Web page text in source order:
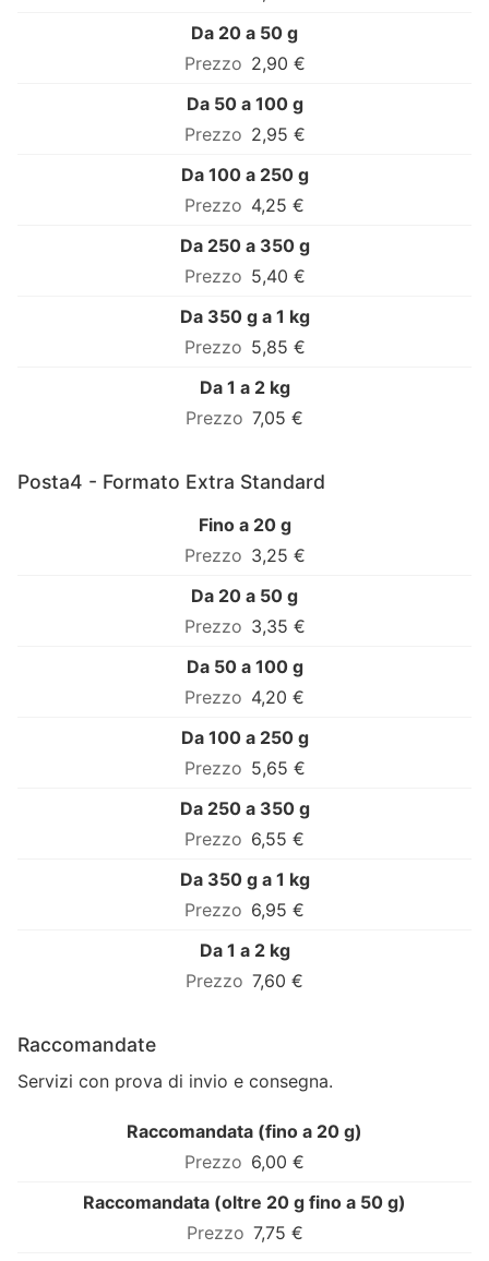
Da 20 a 50 g
2,90 €
Da 50 a 100 g
2,95 €
Da 100 a 250 g
4,25 €
Da 250 a 350 g
5,40 €
Da 350 g a 1 kg
5,85 €
Da 1 a 2 kg
7,05 €
Posta4 - Formato Extra Standard
Fino a 20 g
3,25 €
Da 20 a 50 g
3,35 €
Da 50 a 100 g
4,20 €
Da 100 a 250 g
5,65 €
Da 250 a 350 g
6,55 €
Da 350 g a 1 kg
6,95 €
Da 1 a 2 kg
7,60 €
Raccomandate
Servizi con prova di invio e consegna.
Raccomandata (fino a 20 g)
6,00 €
Raccomandata (oltre 20 g fino a 50 g)
7,75 €